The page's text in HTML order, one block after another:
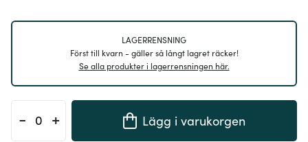
LAGERRENSNING
Först till kvarn - gäller så långt lagret räcker!
Se alla produkter i lagerrensningen här.
- + Lägg i varukorgen